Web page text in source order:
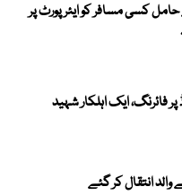
کسی مسافر کو ایئرپورٹ پر
فائرنگ، ایک اہلکار شہید
انتقال کر گئے